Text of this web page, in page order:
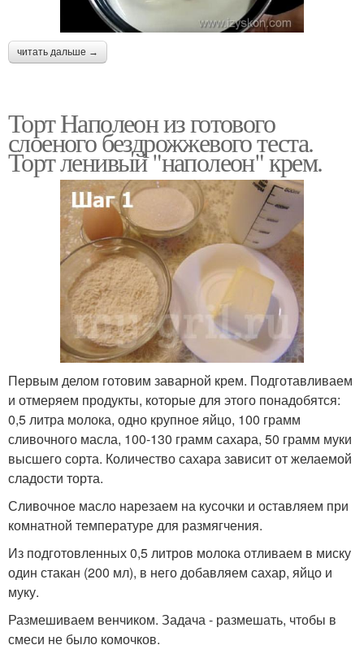
читать дальше →
Торт Наполеон из готового
слоеного бездрожжевого теста.
Торт ленивый "наполеон" крем.
Первым делом готовим заварной крем. Подготавливаем
и отмеряем продукты, которые для этого понадобятся:
0,5 литра молока, одно крупное яйцо, 100 грамм
сливочного масла, 100-130 грамм сахара, 50 грамм муки
высшего сорта. Количество сахара зависит от желаемой
сладости торта.
Сливочное масло нарезаем на кусочки и оставляем при
комнатной температуре для размягчения.
Из подготовленных 0,5 литров молока отливаем в миску
один стакан (200 мл), в него добавляем сахар, яйцо и
муку.
Размешиваем венчиком. Задача - размешать, чтобы в
смеси не было комочков.